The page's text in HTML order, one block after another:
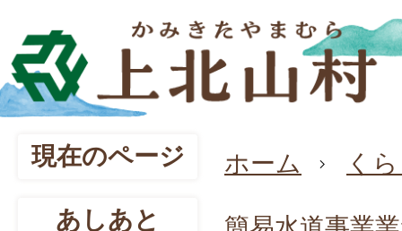
現在のページ ホーム く
あしあと